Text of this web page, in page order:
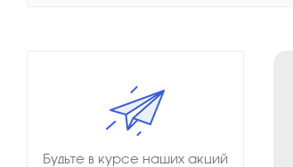
Будьте в курсе наших акций